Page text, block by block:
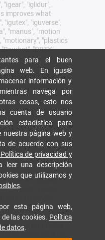
"igear", "iglidur",
improves what
"igutex", "iguverse",
"manus", "motion
"motionary", "plastics
"RBTX",
"ReCyycle",
"savfe", "speedigus",
"tribofilament",
"when it moves,
y "yes" son marcas
de igus® SE &
de Alemania y otros
de las
& Co. KG o de
Alemania, la Unión
o jurisdicciones.
que no vende ningún
Bradley, B&R,
Techniques,
FANUC, Festo,
Rexroth, SEW,
fabricante
Los productos
de igus® SE & Co.
para el buen
web. En igus®
información y
navega por
cosas, esto nos
cuenta de usuario
estadística para
nuestra página web y
de acuerdo con sus
de privacidad y
leer una descripción
que utilizamos y
.
esta página web,
las cookies. Política
datos.